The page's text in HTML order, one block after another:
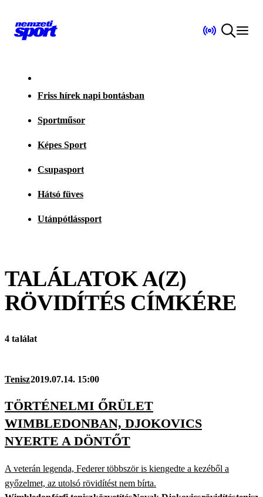
Friss hírek napi bontásban
Sportműsor
Képes Sport
Csupasport
Hátsó füves
Utánpótlássport
TALÁLATOK A(Z)
RÖVIDÍTÉS CÍMKÉRE
4 találat
Tenisz2019.07.14. 15:00
TÖRTÉNELMI ŐRÜLET
WIMBLEDONBAN, DJOKOVICS
NYERTE A DÖNTŐT
A veterán legenda, Federer többször is kiengedte a kezéből a
győzelmet, az utolsó rövidítést nem bírta.